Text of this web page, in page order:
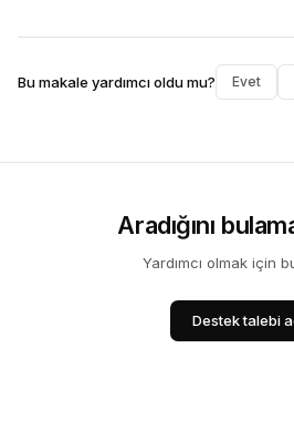
Bu makale yardımcı oldu mu? Evet
Aradığını
Yardımcı olmak için
Destek talebi